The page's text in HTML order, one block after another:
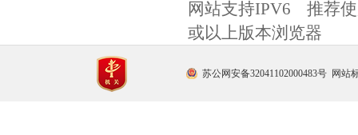
网站支持IPV6 推荐使
或以上版本浏览器
苏公网安备32041102000483号 网站